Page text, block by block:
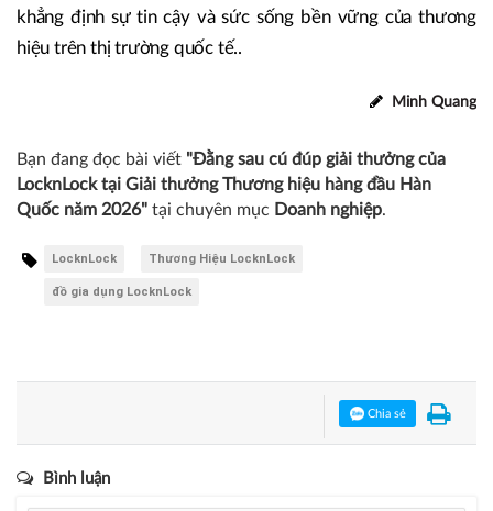
khẳng định sự tin cậy và sức sống bền vững của thương
hiệu trên thị trường quốc tế..
Minh Quang
Bạn đang đọc bài viết "Đằng sau cú đúp giải thưởng của
LocknLock tại Giải thưởng Thương hiệu hàng đầu Hàn
Quốc năm 2026" tại chuyên mục Doanh nghiệp.
LocknLock Thương Hiệu LocknLock
đồ gia dụng LocknLock
Chia sẻ
Bình luận